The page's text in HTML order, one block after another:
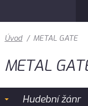
Úvod / METAL GATE
METAL
Hudební žánr